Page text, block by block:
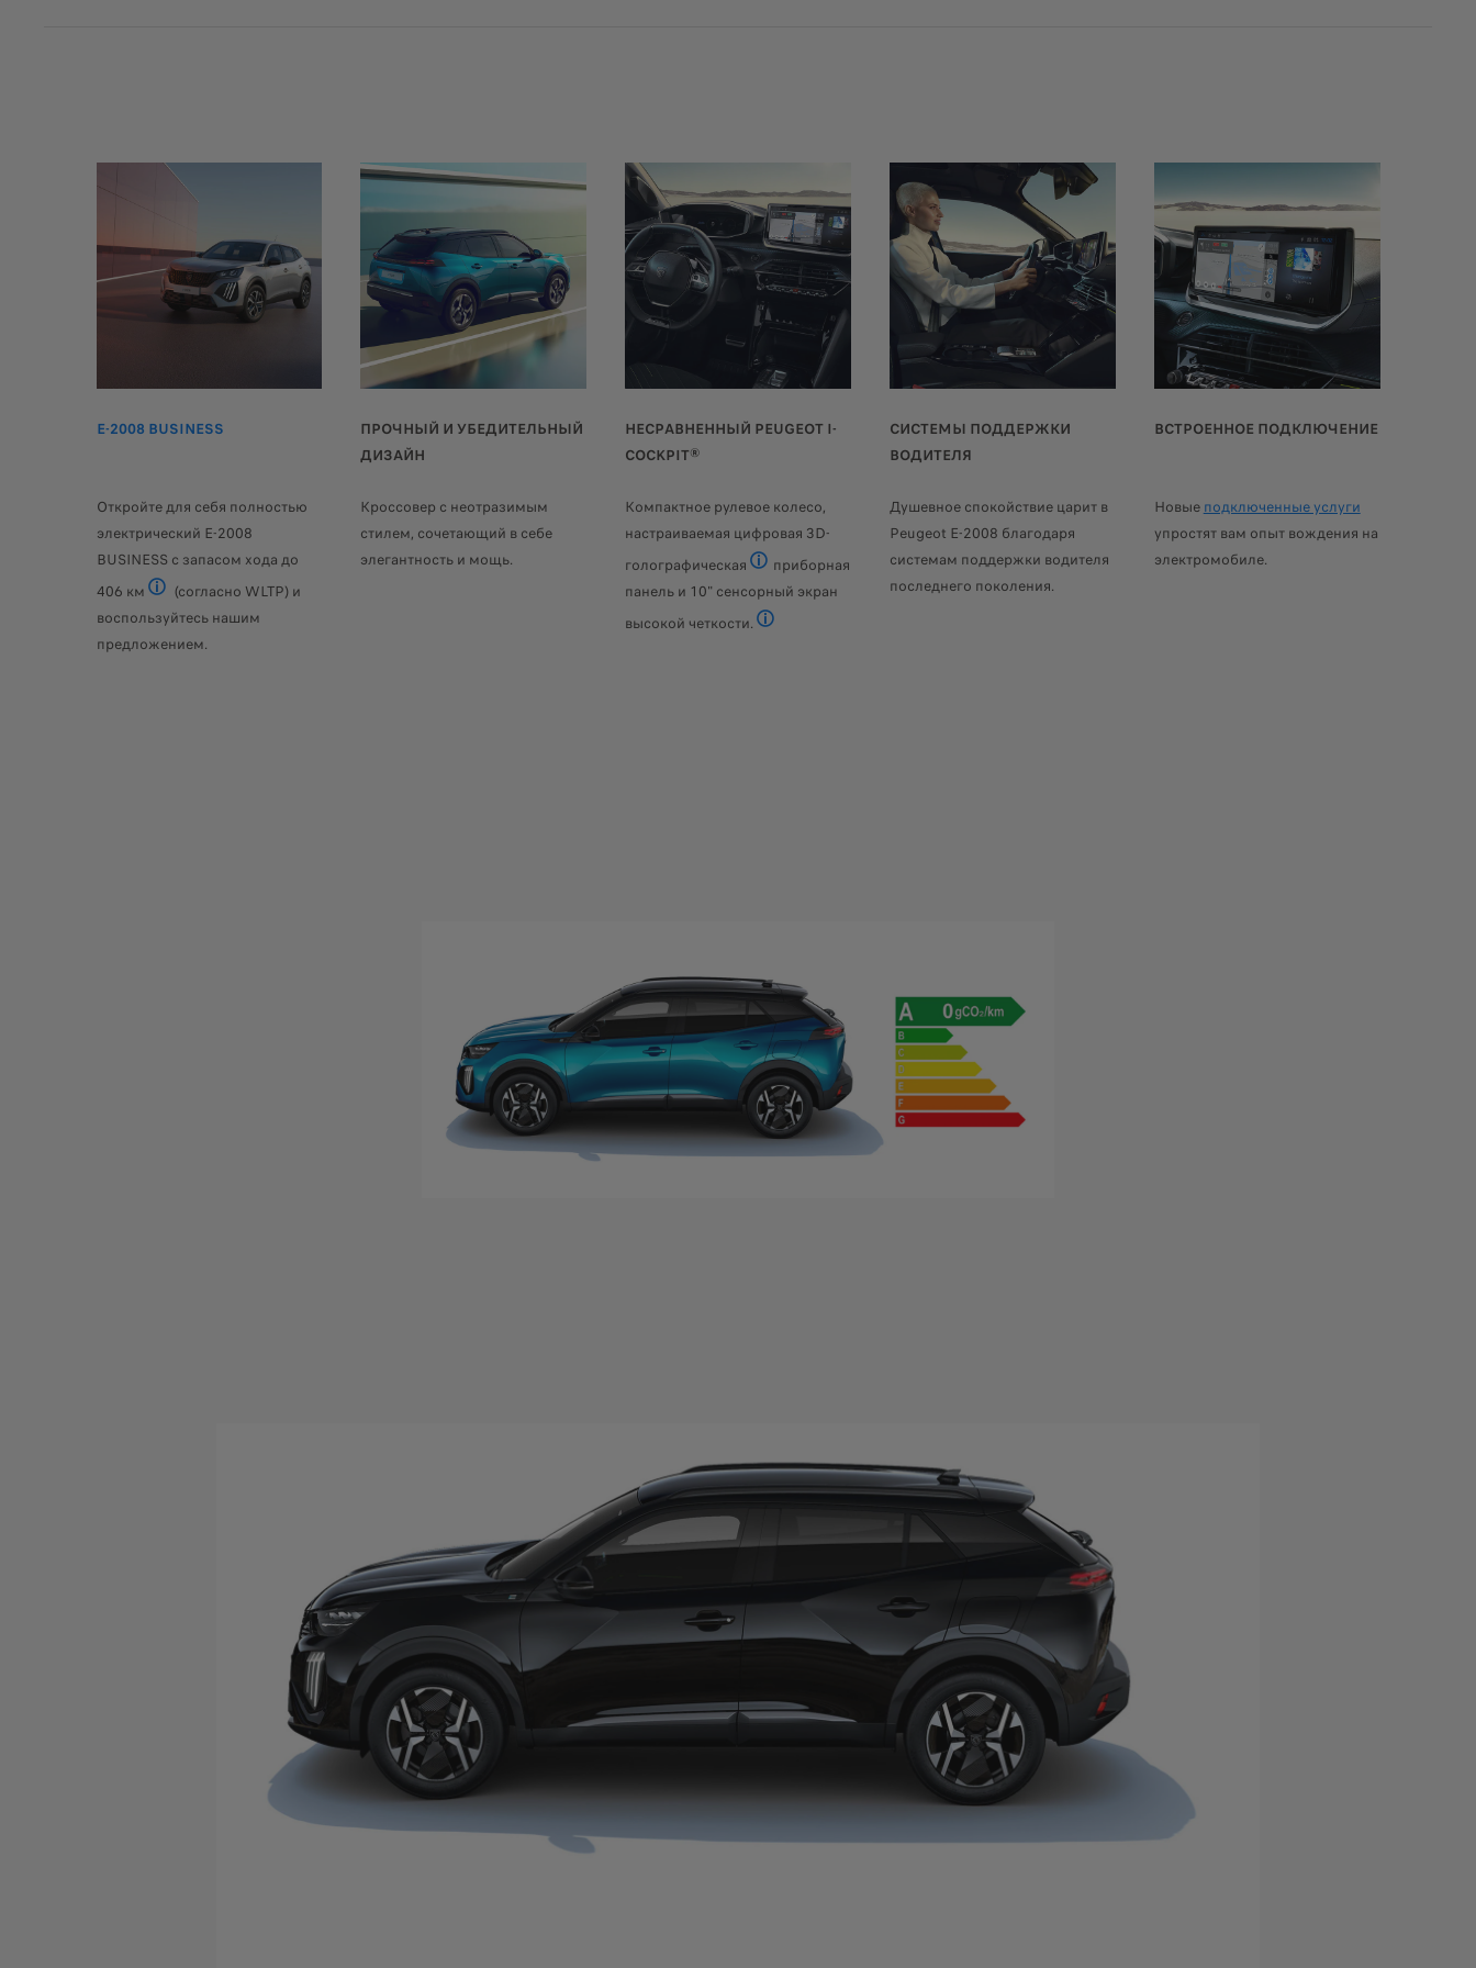
E-2008 BUSINESS
Откройте для себя полностью
электрический E-2008
BUSINESS с запасом хода до
406 км
Доступны 2 электродвигателя с запасом хода до 400 км в уровне оборудования GT (смешанный цикл WLTP) и с запасом хода до 406 км в уровне оборудования BUSINESS (смешанный
(согласно WLTP) и
воспользуйтесь нашим
предложением.
ПРОЧНЫЙ И УБЕДИТЕЛЬНЫЙ
ДИЗАЙН
Кроссовер с неотразимым
стилем, сочетающий в себе
элегантность и мощь.
НЕСРАВНЕННЫЙ PEUGEOT I-
COCKPIT®
Компактное рулевое колесо,
настраиваемая цифровая 3D-
голографическая
Доступно в уровне оборудование GT
приборная
панель и 10" сенсорный экран
высокой четкости.
СИСТЕМЫ ПОДДЕРЖКИ
ВОДИТЕЛЯ
Душевное спокойствие царит в
Peugeot E-2008 благодаря
системам поддержки водителя
последнего поколения.
ВСТРОЕННОЕ ПОДКЛЮЧЕНИЕ
Новые подключенные услуги
упростят вам опыт вождения на
электромобиле.